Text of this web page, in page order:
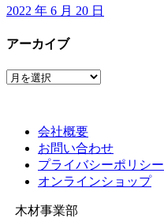
2022 年 6 月 20 日
アーカイブ
ア
会社概要
お問い合わせ
プライバシーポリシー
オンラインショップ
木材事業部